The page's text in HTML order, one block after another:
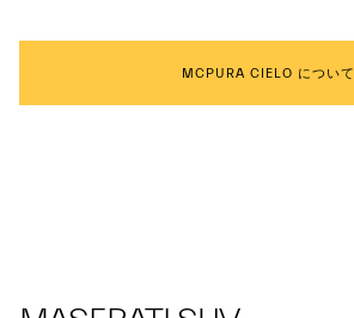
MCPURA CIELO について